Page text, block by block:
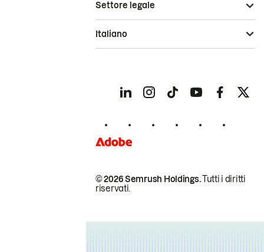
© 2026 Semrush Holdings.Tutti i diritti
riservati.
Settore legale
Italiano